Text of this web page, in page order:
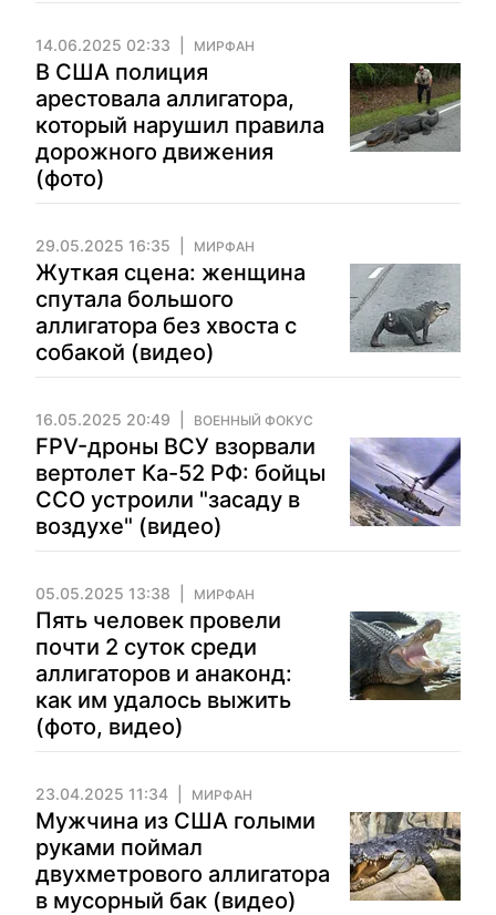
14.06.2025 02:33 МИРФАН
В США полиция
арестовала аллигатора,
который нарушил правила
дорожного движения
(фото)
29.05.2025 16:35 МИРФАН
Жуткая сцена: женщина
спутала большого
аллигатора без хвоста с
собакой (видео)
16.05.2025 20:49 ВОЕННЫЙ ФОКУС
FPV-дроны ВСУ взорвали
вертолет Ка-52 РФ: бойцы
ССО устроили "засаду в
воздухе" (видео)
05.05.2025 13:38 МИРФАН
Пять человек провели
почти 2 суток среди
аллигаторов и анаконд:
как им удалось выжить
(фото, видео)
23.04.2025 11:34 МИРФАН
Мужчина из США голыми
руками поймал
двухметрового аллигатора
в мусорный бак (видео)